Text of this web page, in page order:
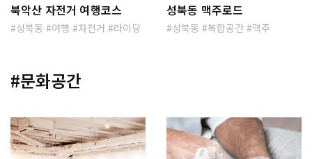
북악산 자전거 여행코스
성북동 여행 자전거 라이딩
성북동 맥주로드
성북동 복합공간 맥주
#문화공간